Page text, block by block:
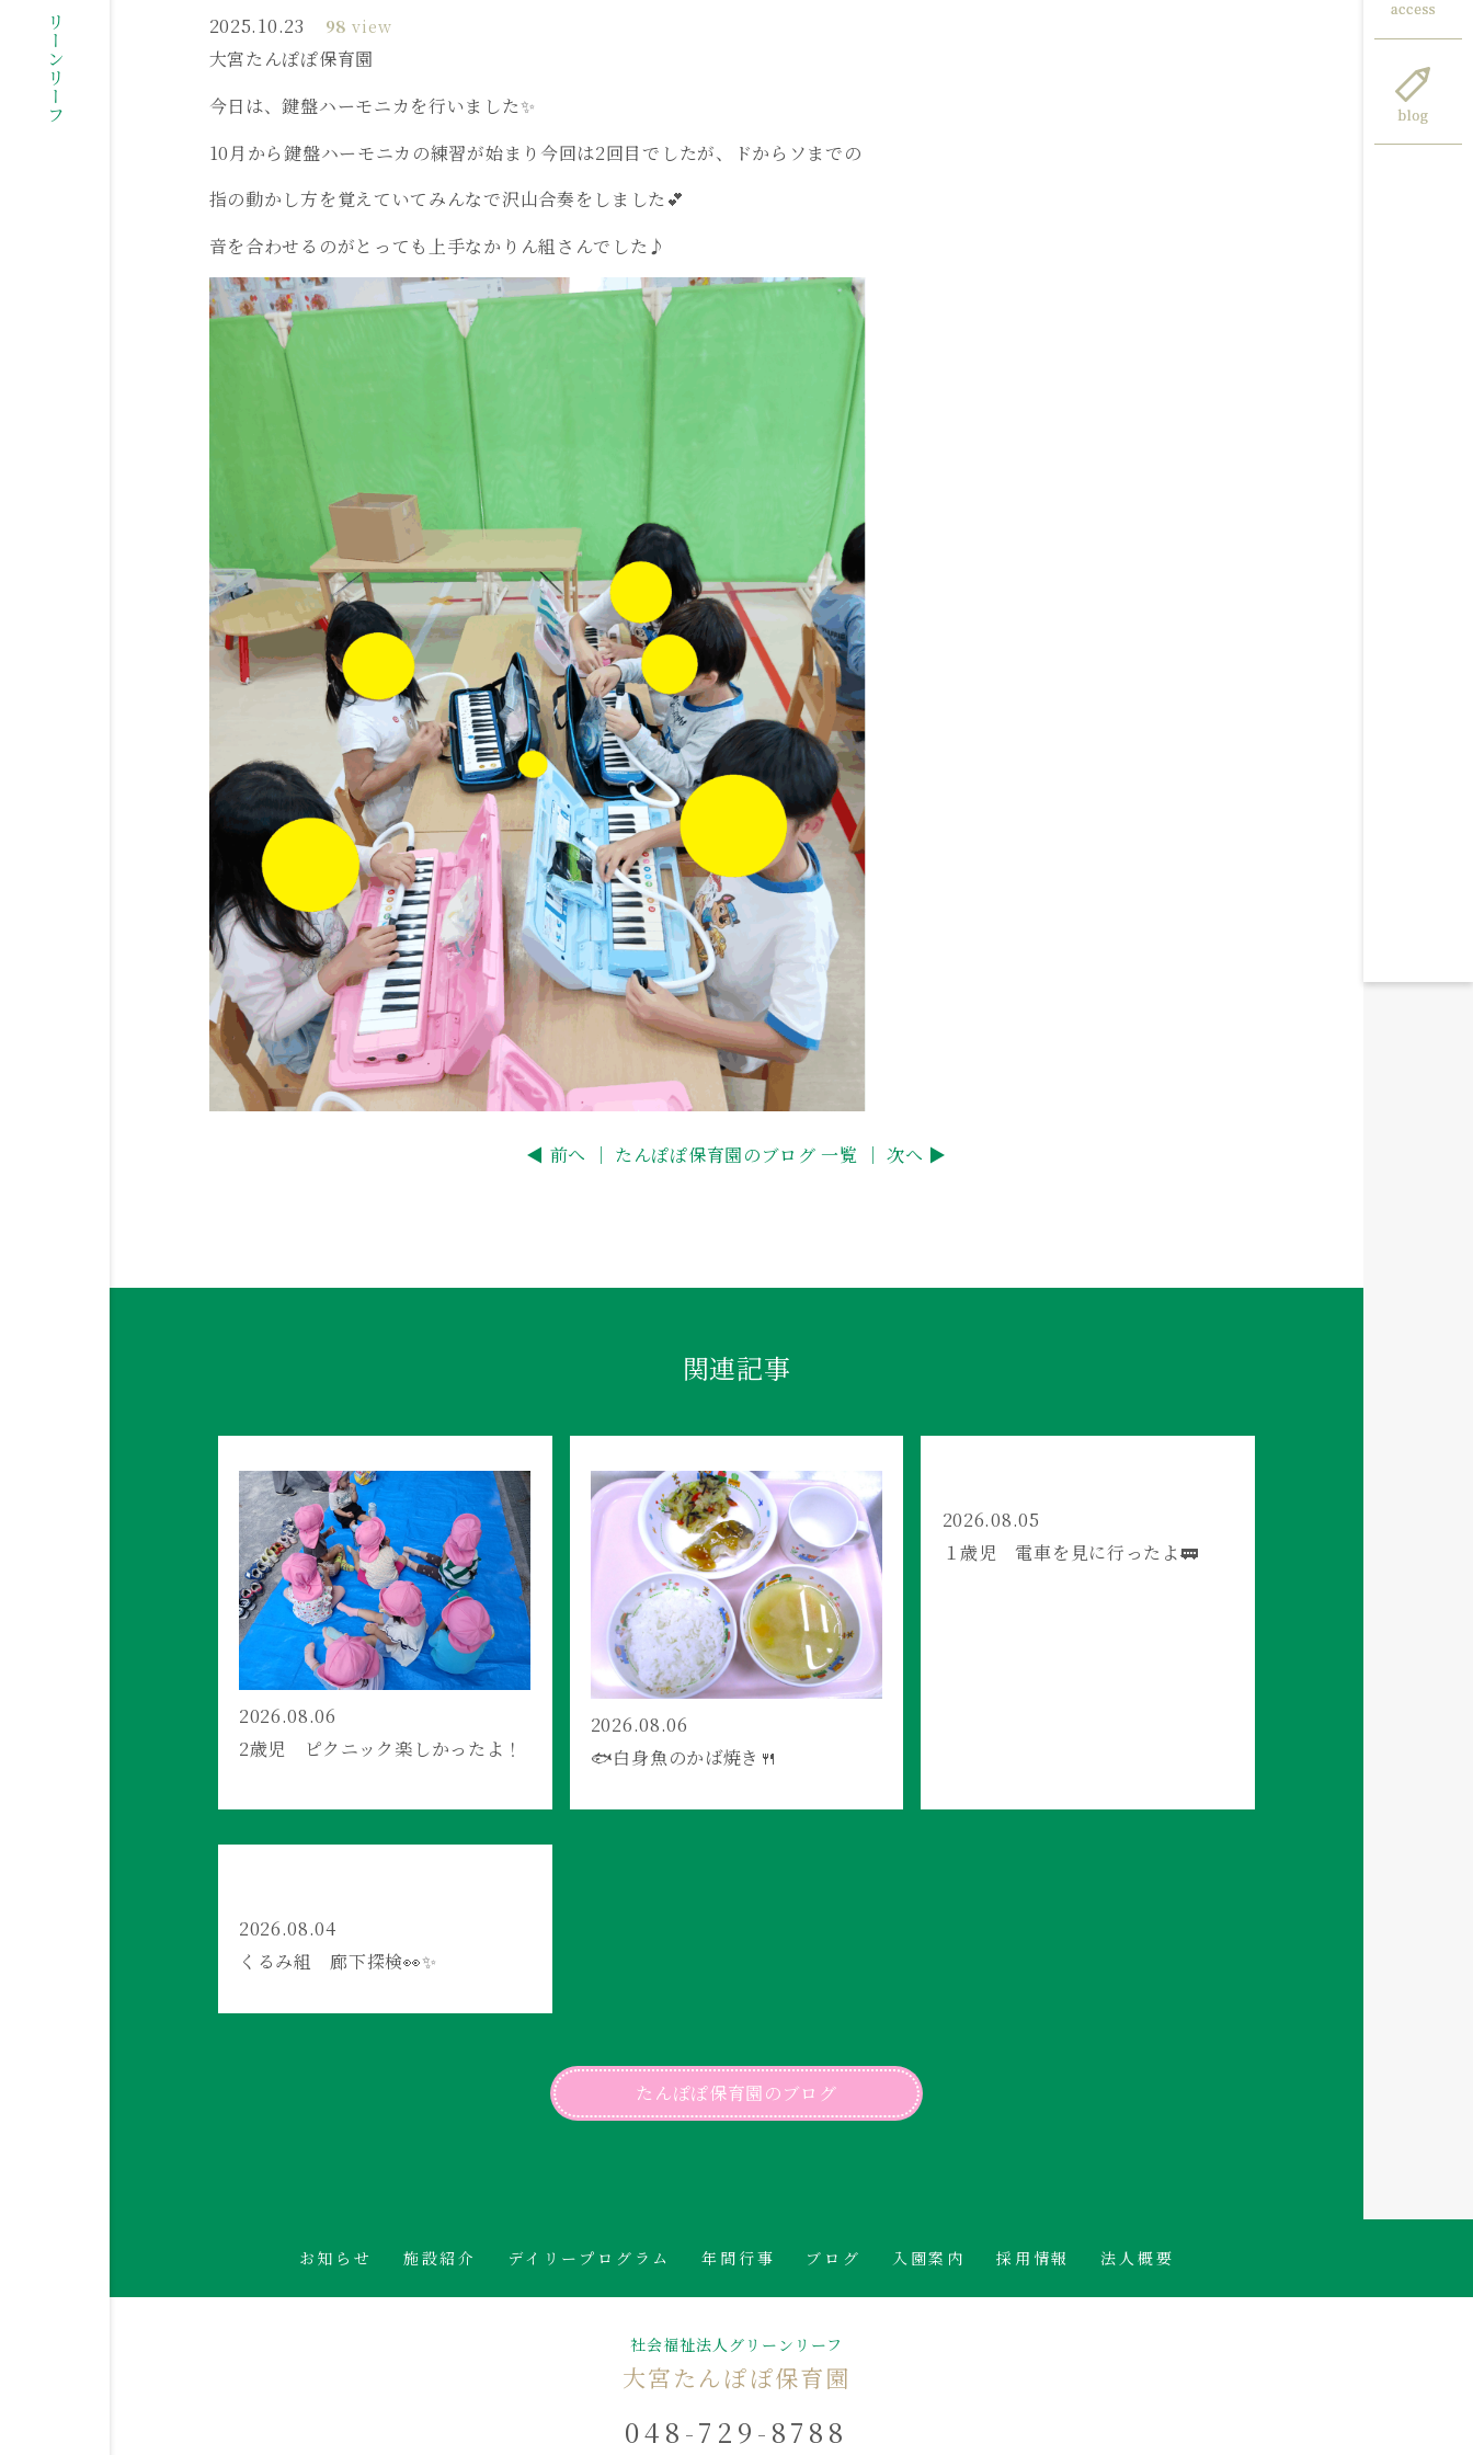
2025.10.23 98 view
大宮たんぽぽ保育園
今日は、鍵盤ハーモニカを行いました✨
10月から鍵盤ハーモニカの練習が始まり今回は2回目でしたが、ドからソまでの
指の動かし方を覚えていてみんなで沢山合奏をしました💕
音を合わせるのがとっても上手なかりん組さんでした♪
◀ 前へ ｜ たんぽぽ保育園のブログ 一覧 ｜ 次へ ▶
関連記事
2026.08.06
2歳児 ピクニック楽しかったよ！
2026.08.06
🐟白身魚のかば焼き🍴
2026.08.05
１歳児 電車を見に行ったよ🚃
2026.08.04
くるみ組 廊下探検👀✨
たんぽぽ保育園のブログ
お知らせ 施設紹介 デイリープログラム 年間行事 ブログ 入園案内 採用情報 法人概要
社会福祉法人グリーンリーフ
大宮たんぽぽ保育園
048-729-8788